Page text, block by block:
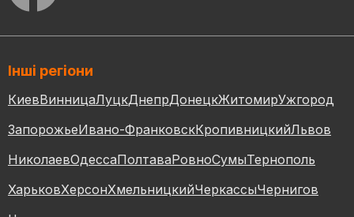
Інші регіони
КиевВинницаЛуцкДнепрДонецкЖитомирУжгород
ЗапорожьеИвано-ФранковскКропивницкийЛьвов
НиколаевОдессаПолтаваРовноСумыТернополь
ХарьковХерсонХмельницкийЧеркассыЧернигов